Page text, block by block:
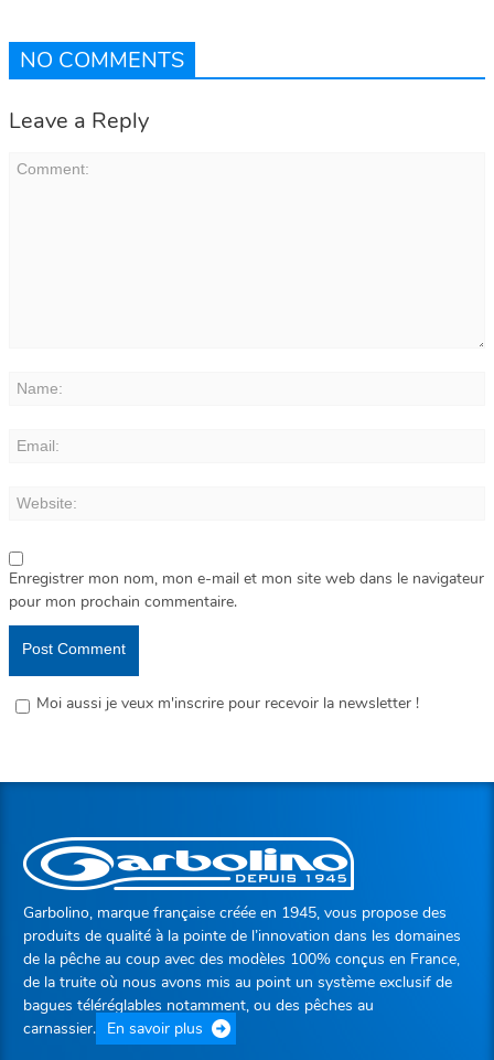
NO COMMENTS
Leave a Reply
Enregistrer mon nom, mon e-mail et mon site web dans le navigateur
pour mon prochain commentaire.
Moi aussi je veux m'inscrire pour recevoir la newsletter !
Garbolino, marque française créée en 1945, vous propose des
produits de qualité à la pointe de l’innovation dans les domaines
de la pêche au coup avec des modèles 100% conçus en France,
de la truite où nous avons mis au point un système exclusif de
bagues téléréglables notamment, ou des pêches au
carnassier. En savoir plus